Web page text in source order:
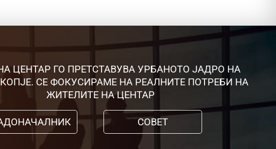
ЦЕНТАР ГО ПРЕТСТАВУВА УРБАНОТО ЈАДРО НА
СЕ ФОКУСИРАМЕ НА РЕАЛНИТЕ ПОТРЕБИ НА
ЖИТЕЛИТЕ НА ЦЕНТАР
СОВЕТ